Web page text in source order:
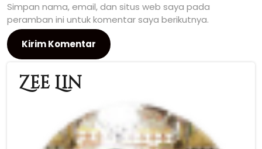
Simpan nama, email, dan situs web saya pada
peramban ini untuk komentar saya berikutnya.
Zee Lin